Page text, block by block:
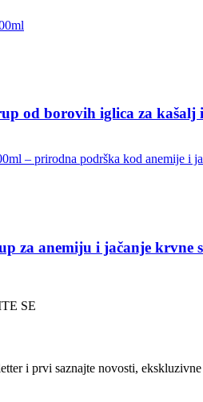
od borovih iglica za kašalj
za anemiju i jačanje krvne
SE
i prvi saznajte novosti,